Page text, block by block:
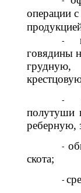
операции
говядины
грудную,
полутуши
реберную,
скота;